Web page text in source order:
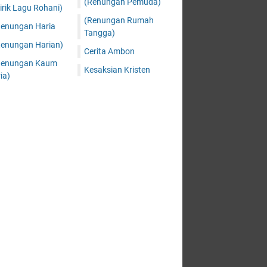
Lagu Rohani)
Haria
Harian)
Kaum
(Renungan Rumah
Tangga)
Cerita Ambon
Kesaksian Kristen